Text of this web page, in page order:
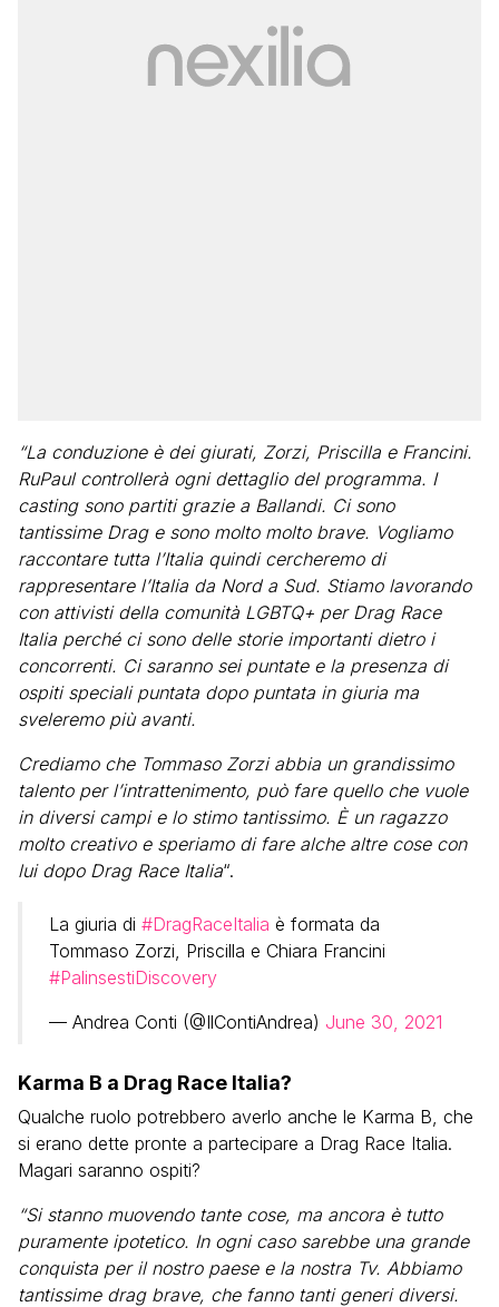
“La conduzione è dei giurati, Zorzi, Priscilla e Francini.
RuPaul controllerà ogni dettaglio del programma. I
casting sono partiti grazie a Ballandi. Ci sono
tantissime Drag e sono molto molto brave. Vogliamo
raccontare tutta l’Italia quindi cercheremo di
rappresentare l’Italia da Nord a Sud. Stiamo lavorando
con attivisti della comunità LGBTQ+ per Drag Race
Italia perché ci sono delle storie importanti dietro i
concorrenti. Ci saranno sei puntate e la presenza di
ospiti speciali puntata dopo puntata in giuria ma
sveleremo più avanti.
Crediamo che Tommaso Zorzi abbia un grandissimo
talento per l’intrattenimento, può fare quello che vuole
in diversi campi e lo stimo tantissimo. È un ragazzo
molto creativo e speriamo di fare alche altre cose con
lui dopo Drag Race Italia“.
La giuria di #DragRaceItalia è formata da
Tommaso Zorzi, Priscilla e Chiara Francini
#PalinsestiDiscovery
— Andrea Conti (@IlContiAndrea) June 30, 2021
Karma B a Drag Race Italia?
Qualche ruolo potrebbero averlo anche le Karma B, che
si erano dette pronte a partecipare a Drag Race Italia.
Magari saranno ospiti?
“Si stanno muovendo tante cose, ma ancora è tutto
puramente ipotetico. In ogni caso sarebbe una grande
conquista per il nostro paese e la nostra Tv. Abbiamo
tantissime drag brave, che fanno tanti generi diversi.